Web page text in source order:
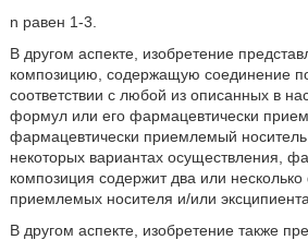
n равен 1-3.
В другом аспекте, изобретение
композицию, содержащую соединение
соответствии с любой из описанных в
формул или его фармацевтически
фармацевтически приемлемый носитель
некоторых вариантах осуществления,
композиция содержит два или
приемлемых носителя и/или эксципиента.
В другом аспекте, изобретение также